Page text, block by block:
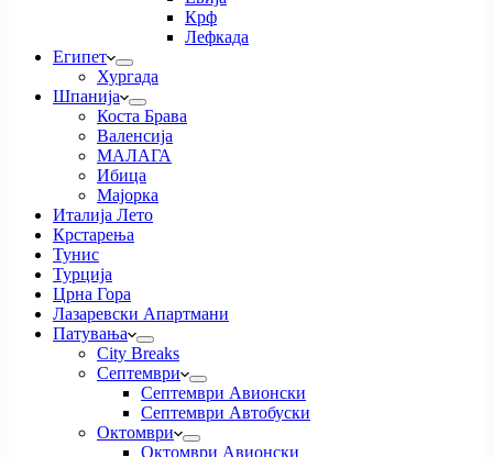
Крф
Лефкада
Египет
Хургада
Шпанија
Коста Брава
Валенсија
МАЛАГА
Ибица
Мајорка
Италија Лето
Крстарења
Тунис
Турција
Црна Гора
Лазаревски Апартмани
Патувања
City Breaks
Септември
Септември Авионски
Септември Автобуски
Октомври
Октомври Авионски